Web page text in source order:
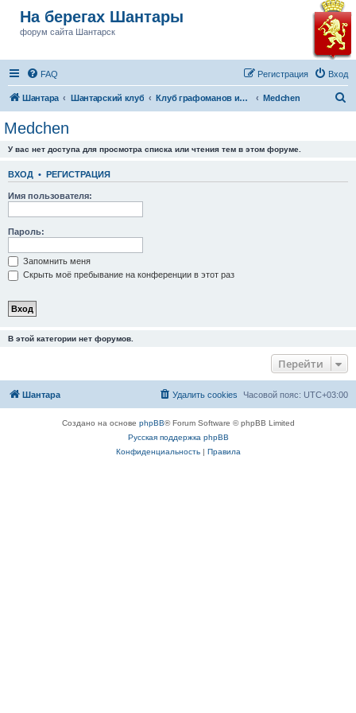
На берегах Шантары
форум сайта Шантарск
FAQ Вход
Регистрация
Шантара Шантарский клуб Клуб графоманов им Бушкова Medchen
Medchen
У вас нет доступа для просмотра списка или чтения тем в этом форуме.
ВХОД • РЕГИСТРАЦИЯ
Имя пользователя:
Пароль:
Запомнить меня
Скрыть моё пребывание на конференции в этот раз
В этой категории нет форумов.
Перейти
Шантара Часовой пояс: UTC+03:00
Удалить cookies
Создано на основе phpBB® Forum Software © phpBB Limited
Русская поддержка phpBB
Конфиденциальность| Правила